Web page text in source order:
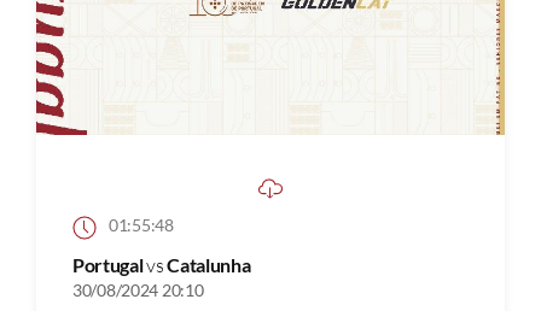
01:55:48
PortugalvsCatalunha
30/08/2024 20:10